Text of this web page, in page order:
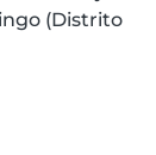
(Distrito